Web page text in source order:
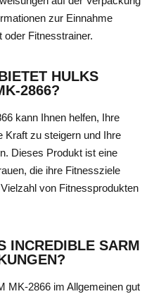
zur Einnahme
oder Fitnesstrainer.
HULKS
2866?
kann Ihnen helfen, Ihre
Kraft zu steigern und Ihre
Dieses Produkt ist eine
die ihre Fitnessziele
von Fitnessprodukten
INCREDIBLE SARM
MK-2866 im Allgemeinen gut